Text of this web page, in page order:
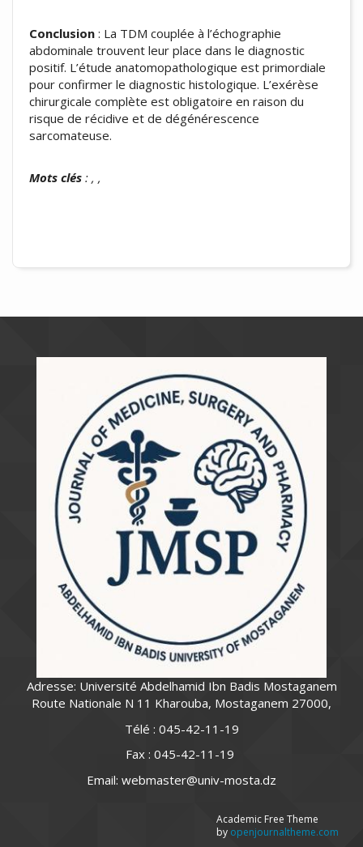
Conclusion : La TDM couplée à l’échographie
abdominale trouvent leur place dans le diagnostic
positif. L’étude anatomopathologique est primordiale
pour confirmer le diagnostic histologique. L’exérèse
chirurgicale complète est obligatoire en raison du
risque de récidive et de dégénérescence
sarcomateuse.
Mots clés : , ,
Adresse: Université Abdelhamid Ibn Badis Mostaganem
Route Nationale N 11 Kharouba, Mostaganem 27000,
Télé : 045-42-11-19
Fax : 045-42-11-19
Email: webmaster@univ-mosta.dz
Academic Free Theme
by openjournaltheme.com